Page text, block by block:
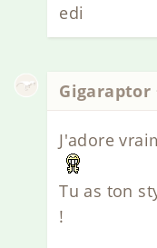
edi
Gigaraptor
J'adore
Tu as ton
!